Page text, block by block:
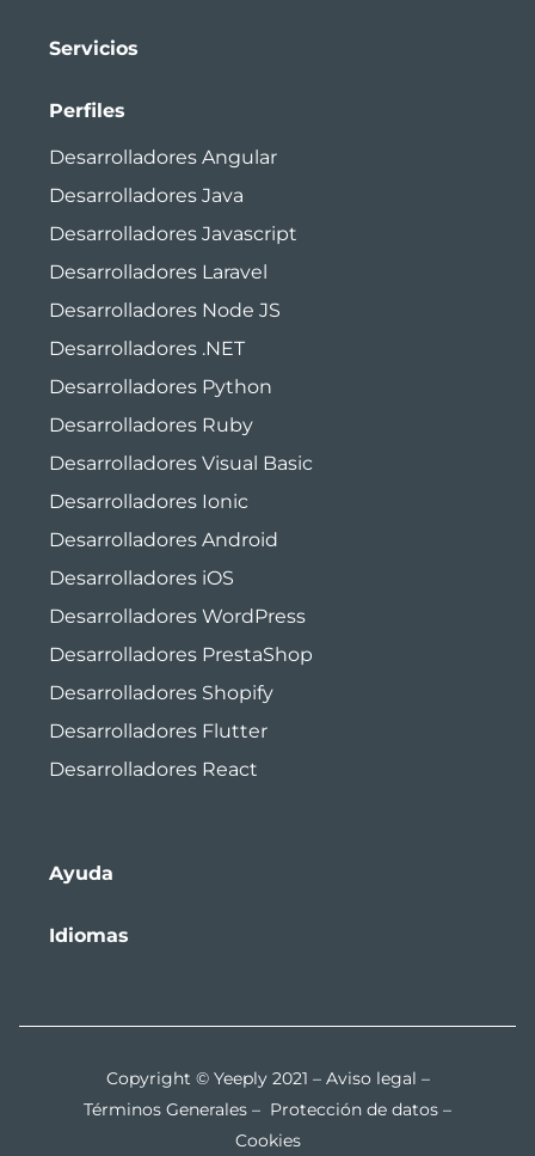
Servicios
Perfiles
Desarrolladores Angular
Desarrolladores Java
Desarrolladores Javascript
Desarrolladores Laravel
Desarrolladores Node JS
Desarrolladores .NET
Desarrolladores Python
Desarrolladores Ruby
Desarrolladores Visual Basic
Desarrolladores Ionic
Desarrolladores Android
Desarrolladores iOS
Desarrolladores WordPress
Desarrolladores PrestaShop
Desarrolladores Shopify
Desarrolladores Flutter
Desarrolladores React
Ayuda
Idiomas
Copyright © Yeeply 2021 – Aviso legal –
Términos Generales – Protección de datos –
Cookies